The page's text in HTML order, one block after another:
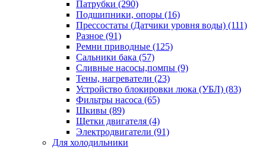
Патрубки (290)
Подшипники, опоры (16)
Прессостаты (Датчики уровня воды) (111)
Разное (91)
Ремни приводные (125)
Сальники бака (57)
Сливные насосы,помпы (9)
Тены, нагреватели (23)
Устройство блокировки люка (УБЛ) (83)
Фильтры насоса (65)
Шкивы (89)
Щетки двигателя (4)
Электродвигатели (91)
Для холодильники